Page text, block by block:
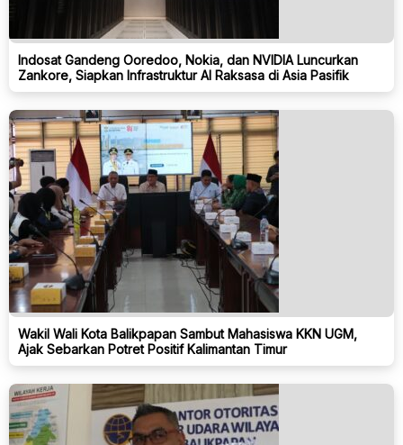
Indosat Gandeng Ooredoo, Nokia, dan NVIDIA Luncurkan
Zankore, Siapkan Infrastruktur AI Raksasa di Asia Pasifik
Wakil Wali Kota Balikpapan Sambut Mahasiswa KKN UGM,
Ajak Sebarkan Potret Positif Kalimantan Timur